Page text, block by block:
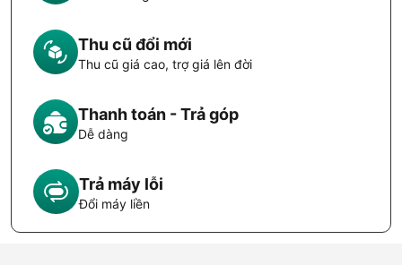
Thu cũ đổi mới
Thu cũ giá cao, trợ giá lên đời
Thanh toán - Trả góp
Dễ dàng
Trả máy lỗi
Đổi máy liền